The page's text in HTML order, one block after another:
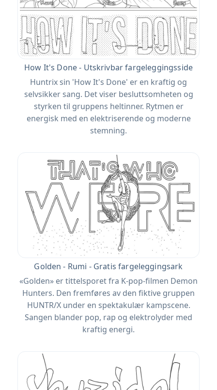
How It's Done - Utskrivbar fargeleggingsside
Huntrix sin 'How It's Done' er en kraftig og
selvsikker sang. Det viser besluttsomheten og
styrken til gruppens heltinner. Rytmen er
energisk med en elektriserende og moderne
stemning.
Golden - Rumi - Gratis fargeleggingsark
«Golden» er tittelsporet fra K-pop-filmen Demon
Hunters. Den fremføres av den fiktive gruppen
HUNTR/X under en spektakulær kampscene.
Sangen blander pop, rap og elektrolyder med
kraftig energi.